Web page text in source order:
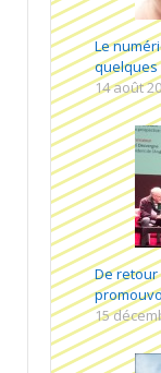
Le
14 août
De retour
15